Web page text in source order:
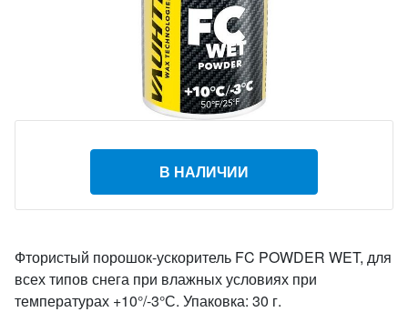
В НАЛИЧИИ
Фтористый порошок-ускоритель FC POWDER WET, для
всех типов снега при влажных условиях при
температурах +10°/-3°С. Упаковка: 30 г.